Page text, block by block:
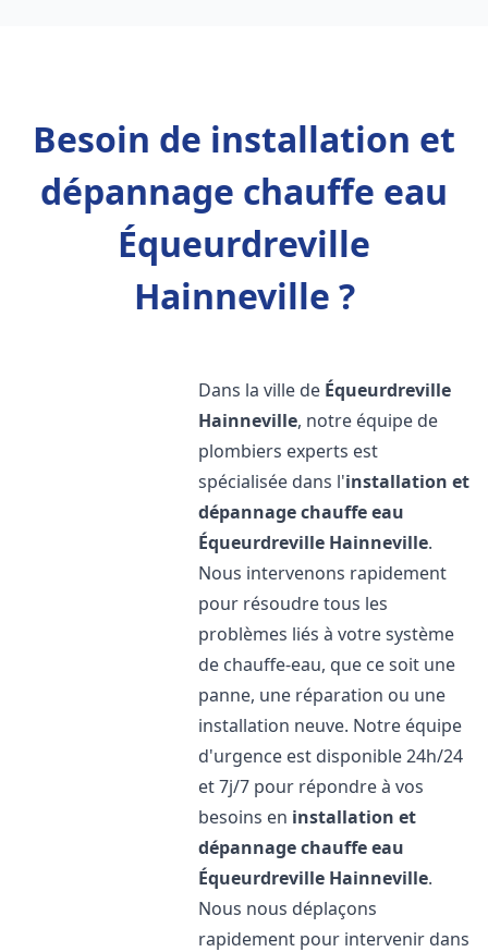
Besoin de installation et
dépannage chauffe eau
Équeurdreville
Hainneville ?
Dans la ville de Équeurdreville
Hainneville, notre équipe de
plombiers experts est
spécialisée dans l'installation et
dépannage chauffe eau
Équeurdreville Hainneville.
Nous intervenons rapidement
pour résoudre tous les
problèmes liés à votre système
de chauffe-eau, que ce soit une
panne, une réparation ou une
installation neuve. Notre équipe
d'urgence est disponible 24h/24
et 7j/7 pour répondre à vos
besoins en installation et
dépannage chauffe eau
Équeurdreville Hainneville.
Nous nous déplaçons
rapidement pour intervenir dans